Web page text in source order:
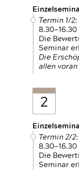
Termin 1/
8.30—16.30
Die
Seminar
Die
allen
2
Termin 2/
8.30—16.30
Die
Seminar